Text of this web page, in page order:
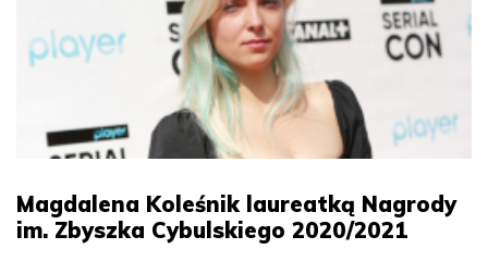
Magdalena Koleśnik laureatką Nagrody
im. Zbyszka Cybulskiego 2020/2021